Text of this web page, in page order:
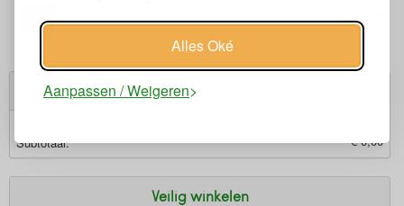
Alles Oké
Aanpassen / Weigeren
€84,
Winkelwagen
Subtotaal:
€ 0,00
Veilig winkelen